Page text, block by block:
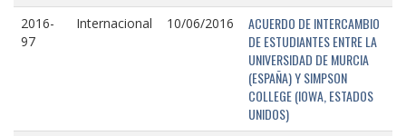
2016-
97
Internacional 10/06/2016
ACUERDO DE INTERCAMBIO
DE ESTUDIANTES ENTRE LA
UNIVERSIDAD DE MURCIA
(ESPAÑA) Y SIMPSON
COLLEGE (IOWA, ESTADOS
UNIDOS)